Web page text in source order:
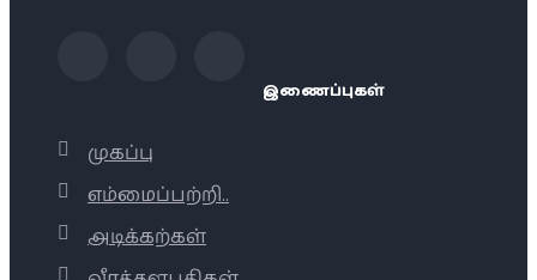
இணைப்புகள்
முகப்பு
எம்மைப்பற்றி..
அடிக்கற்கள்